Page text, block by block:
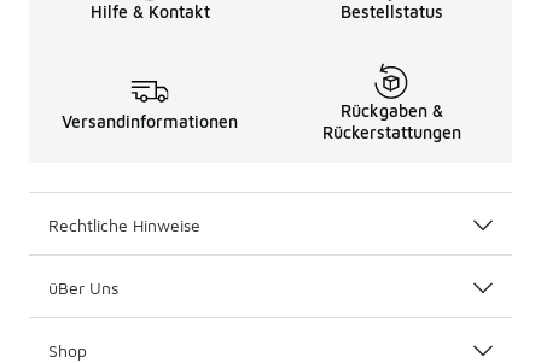
Hilfe & Kontakt Bestellstatus
Versandinformationen
Rückgaben &
Rückerstattungen
Rechtliche Hinweise
üBer Uns
Shop